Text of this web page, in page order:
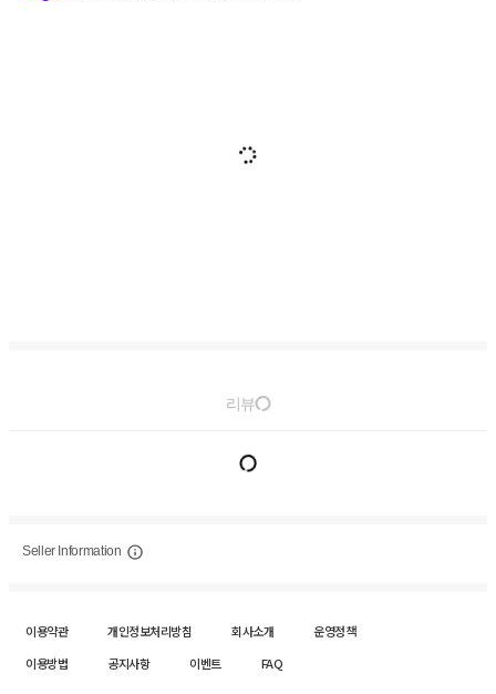
리뷰
Seller Information
이용약관 개인정보처리방침 회사소개
운영정책
이용방법
공지사항 이벤트 FAQ